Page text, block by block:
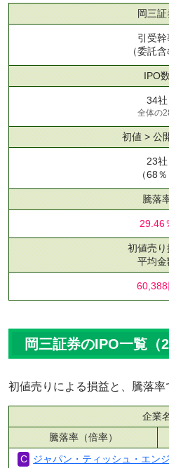
岡三証
引受幹
（委託含
IPO数
34社
全体の
初値 > 公
23社
（68％
騰落
29.46
初値売り
平均金
60,388
岡三証券のIPO一覧（
初値売りによる損益と、騰落率
企業
騰落率（倍率）
ジャパン・ティッシュ・エン